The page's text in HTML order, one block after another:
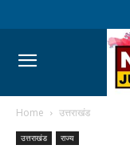
Home उत्तराखंड
उत्तराखंड राज्य